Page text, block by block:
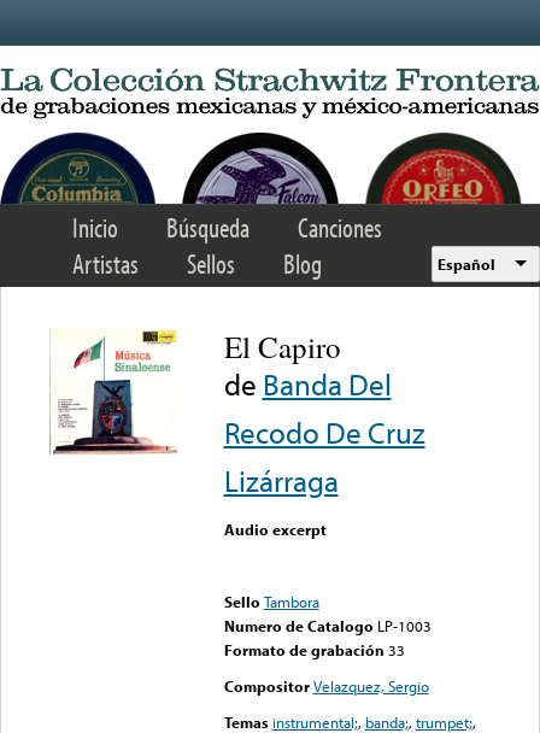
Inicio Búsqueda
Canciones
Artistas
Sellos Blog Español
El Capiro
de Banda Del
Recodo De Cruz
Lizárraga
Audio excerpt
Sello Tambora
Numero de Catalogo LP-1003
Formato de grabación 33
Compositor Velazquez, Sergio
Temas instrumental;, banda;,trumpet;,